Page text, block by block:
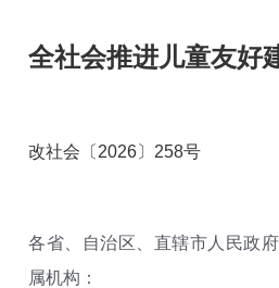
关
全社会推进儿童友好
改社会〔2026〕258号
各省、自治区、直辖市人民政
属机构：